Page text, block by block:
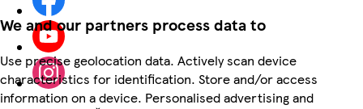
We and our partners process data to
Use precise geolocation data. Actively scan device
characteristics for identification. Store and/or access
information on a device. Personalised advertising and